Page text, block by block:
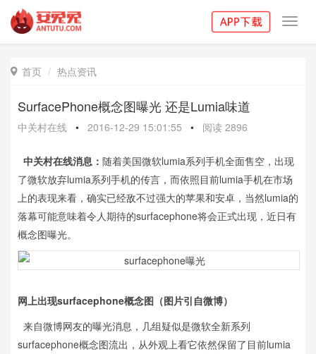
 首页 热点资讯
SurfacePhone概念图曝光 还是Lumia味道
中关村在线 • 2016-12-29 15:01:55 • 阅读 2896
中关村在线消息： 随着美国微软lumia系列手机全面售空，出现
了微软放弃lumia系列手机的传言，而依照目前lumia手机在市场
上的表现来看，确实已经敌不过强大的苹果和安卓，当然lumia的
落幕可能意味着令人期待的surfacephone将会正式出现，近日有
概念图曝光。
网上出现surfacephone概念图（图片引自微博）
来自微博网友的曝光消息，几组疑似是微软全新系列
surfacephone概念图流出，从外观上看它依然保留了目前lumia